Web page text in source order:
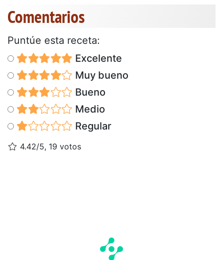
Comentarios
Puntúe esta receta:
Excelente
Muy bueno
Bueno
Medio
Regular
4.42/5, 19 votos